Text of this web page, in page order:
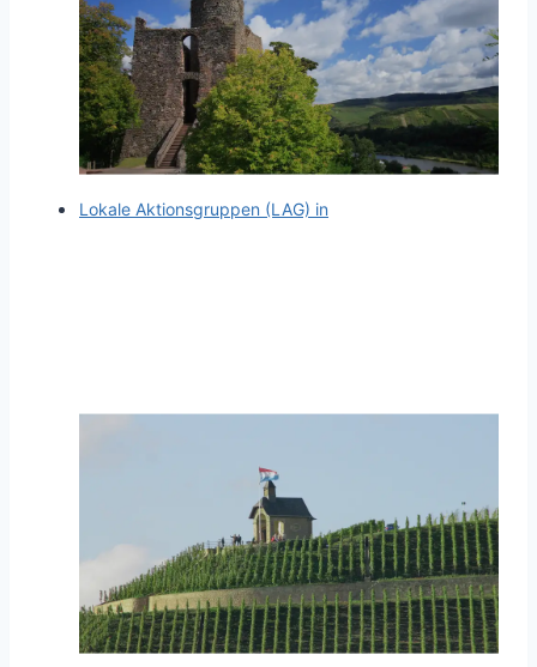
Lokale Aktionsgruppen (LAG) in